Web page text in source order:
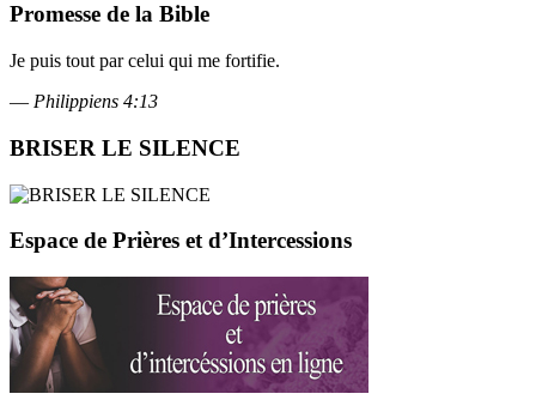
Promesse de la Bible
Je puis tout par celui qui me fortifie.
— Philippiens 4:13
BRISER LE SILENCE
Espace de Prières et d’Intercessions